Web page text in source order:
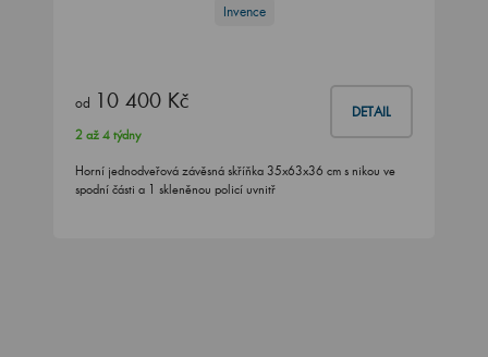
Invence
od 10 400 Kč DETAIL
2 až 4 týdny
Horní jednodveřová závěsná skříňka 35x63x36 cm s nikou ve
spodní části a 1 skleněnou policí uvnitř